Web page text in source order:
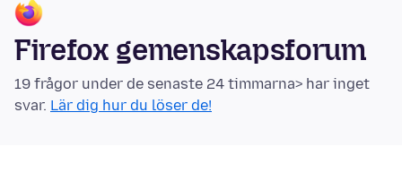
Firefox gemenskapsforum
19 frågor under de senaste 24 timmarna> har inget
svar. Lär dig hur du löser de!